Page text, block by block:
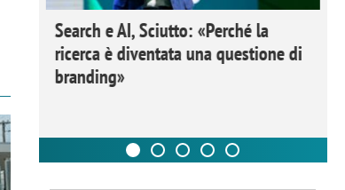
Search e AI, Sciutto: «Perché la
ricerca è diventata una questione di
branding»